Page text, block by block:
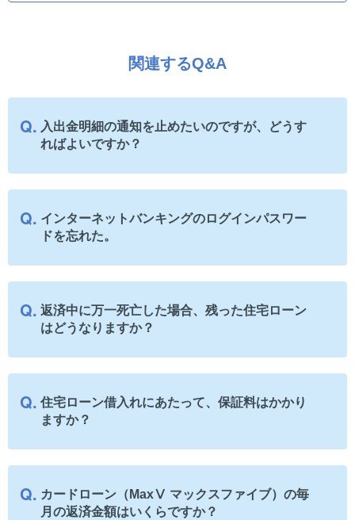
関連するQ&A
入出金明細の通知を止めたいのですが、どうす
ればよいですか？
インターネットバンキングのログインパスワー
ドを忘れた。
返済中に万一死亡した場合、残った住宅ローン
はどうなりますか？
住宅ローン借入れにあたって、保証料はかかり
ますか？
カードローン（MaxⅤ マックスファイブ）の毎
月の返済金額はいくらですか？